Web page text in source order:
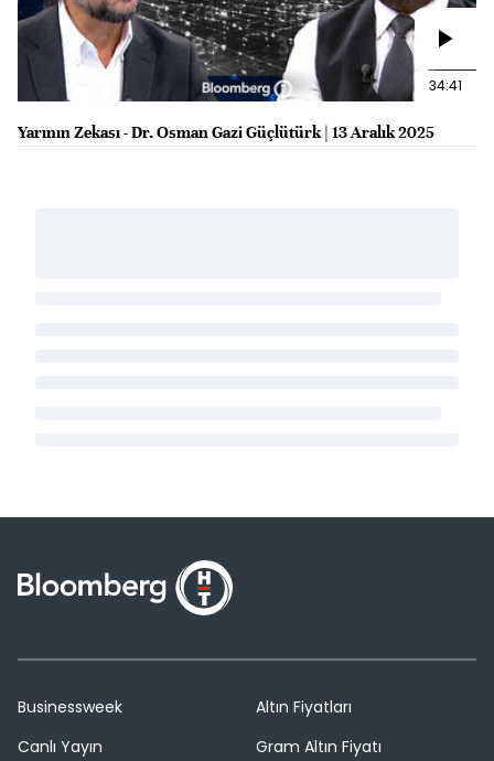
34:41
Yarının Zekası - Dr. Osman Gazi Güçlütürk | 13 Aralık 2025
Businessweek
Canlı Yayın
Altın Fiyatları
Gram Altın Fiyatı